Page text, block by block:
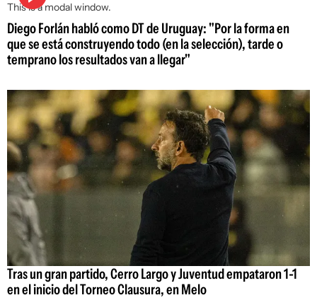
This is a modal window.
Diego Forlán habló como DT de Uruguay: "Por la forma en
que se está construyendo todo (en la selección), tarde o
temprano los resultados van a llegar"
Tras un gran partido, Cerro Largo y Juventud empataron 1-1
en el inicio del Torneo Clausura, en Melo